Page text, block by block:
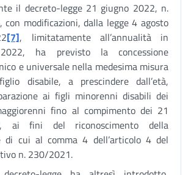
il decreto-legge 21 giugno 2022, n.
modificazioni, dalla legge 4 agosto
[7], limitatamente all’annualità in
2022, ha previsto la concessione
e universale nella medesima misura
disabile, a prescindere dall’età,
ai figli minorenni disabili dei
fino al compimento dei 21
ai fini del riconoscimento della
di cui al comma 4 dell’articolo 4 del
n. 230/2021.